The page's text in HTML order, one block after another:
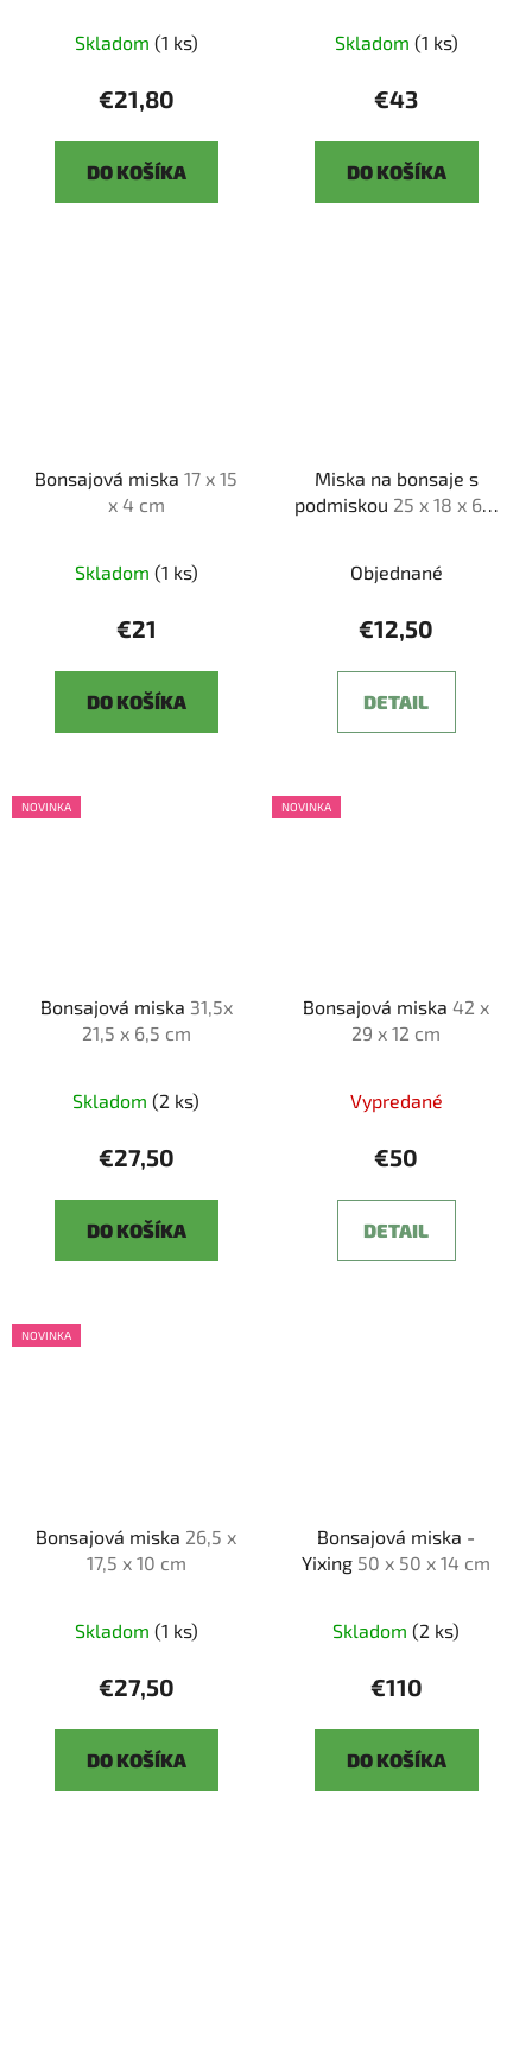
Skladom (1 ks)
€21,80
DO KOŠÍKA
Skladom (1 ks)
€43
DO KOŠÍKA
Bonsajová miska 17 x 15
x 4 cm
Skladom (1 ks)
€21
DO KOŠÍKA
Miska na bonsaje s
podmiskou 25 x 18 x 6,5
Objednané
€12,50
DETAIL
NOVINKA
Bonsajová miska 31,5x
21,5 x 6,5 cm
Skladom (2 ks)
€27,50
DO KOŠÍKA
NOVINKA
Bonsajová miska 42 x
29 x 12 cm
Vypredané
€50
DETAIL
NOVINKA
Bonsajová miska 26,5 x
17,5 x 10 cm
Skladom (1 ks)
€27,50
DO KOŠÍKA
Bonsajová miska -
Yixing 50 x 50 x 14 cm
Skladom (2 ks)
€110
DO KOŠÍKA